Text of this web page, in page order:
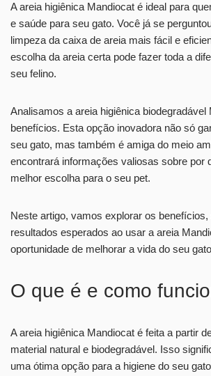
A areia higiênica Mandiocat é ideal para
e saúde para seu gato. Você já se
limpeza da caixa de areia mais fácil e
escolha da areia certa pode fazer toda a
seu felino.
Analisamos a areia higiênica biodegradável
benefícios. Esta opção inovadora não só
seu gato, mas também é amiga do meio
encontrará informações valiosas sobre por
melhor escolha para o seu pet.
Neste artigo, vamos explorar os benefícios,
resultados esperados ao usar a areia
oportunidade de melhorar a vida do seu
O que é e como
A areia higiênica Mandiocat é feita a partir
material natural e biodegradável. Isso
uma ótima opção para a higiene do seu